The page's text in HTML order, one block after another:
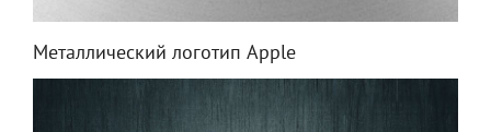
Металлический логотип Apple